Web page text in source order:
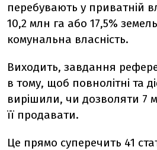
перебувають у приватній
10,2 млн га або 17,5%
комунальна власність.
Виходить, завдання
в тому, щоб повнолітні та
вирішили, чи дозволяти 7
її продавати.
Це прямо суперечить 41